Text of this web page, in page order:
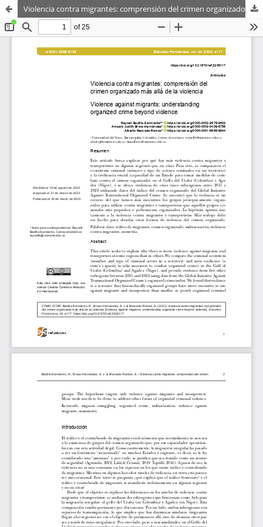
Violencia contra migrantes: comprensión del crimen organizado más allá de la violencia